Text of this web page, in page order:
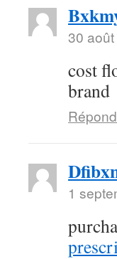
30
cost
brand
1